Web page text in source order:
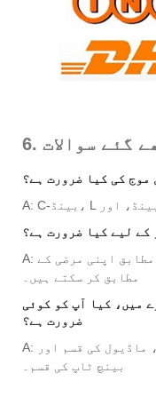
گئے سوالات
موج کی کیا ضرورت ہے؟
کے لیے کیا ضرورت ہے؟
A: باکس آپٹرونکس آپ کی ضروریات کے مطابق اپنی مرضی کے
مطابق کر سکتے ہیں۔
میں، کیا آپ کو کوئی
ضرورت ہے؟
A: ہمارے پاس دو قسم کے اختیارات ہیں، ماڈیول کی قسم اور
بینچ ٹاپ کی قسم۔